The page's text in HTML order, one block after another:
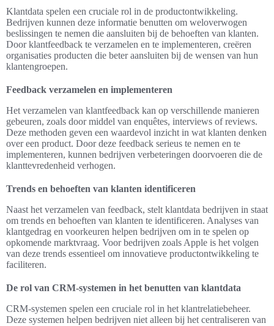
Klantdata spelen een cruciale rol in de productontwikkeling.
Bedrijven kunnen deze informatie benutten om weloverwogen
beslissingen te nemen die aansluiten bij de behoeften van klanten.
Door klantfeedback te verzamelen en te implementeren, creëren
organisaties producten die beter aansluiten bij de wensen van hun
klantengroepen.
Feedback verzamelen en implementeren
Het verzamelen van klantfeedback kan op verschillende manieren
gebeuren, zoals door middel van enquêtes, interviews of reviews.
Deze methoden geven een waardevol inzicht in wat klanten denken
over een product. Door deze feedback serieus te nemen en te
implementeren, kunnen bedrijven verbeteringen doorvoeren die de
klanttevredenheid verhogen.
Trends en behoeften van klanten identificeren
Naast het verzamelen van feedback, stelt klantdata bedrijven in staat
om trends en behoeften van klanten te identificeren. Analyses van
klantgedrag en voorkeuren helpen bedrijven om in te spelen op
opkomende marktvraag. Voor bedrijven zoals Apple is het volgen
van deze trends essentieel om innovatieve productontwikkeling te
faciliteren.
De rol van CRM-systemen in het benutten van klantdata
CRM-systemen spelen een cruciale rol in het klantrelatiebeheer.
Deze systemen helpen bedrijven niet alleen bij het centraliseren van